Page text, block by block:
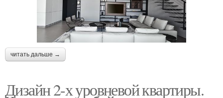
читать дальше →
Дизайн 2-х уровневой квартиры.